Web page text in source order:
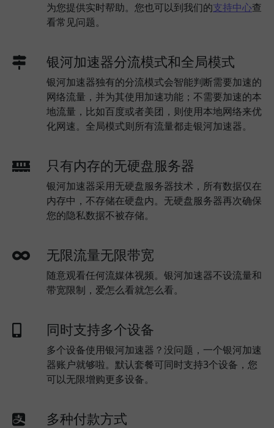
为您提供实时帮助。您也可以到我们的支持中心查
看常见问题。
银河加速器分流模式和全局模式
银河加速器独有的分流模式会智能判断需要加速的
网络流量，并为其使用加速功能；不需要加速的本
地流量，比如百度或者美团，则使用本地网络来优
化网速。全局模式则所有流量都走银河加速器。
只有内存的无硬盘服务器
银河加速器采用无硬盘服务器技术，所有数据仅在
内存中，不存储在硬盘内。无硬盘服务器再次确保
您的隐私数据不被存储。
无限流量无限带宽
随意观看任何流媒体视频。银河加速器不设流量和
带宽限制，爱怎么看就怎么看。
同时支持多个设备
多个设备使用银河加速器？没问题，一个银河加速
器账户就够啦。默认套餐可同时支持3个设备，您
可以无限增购更多设备。
多种付款方式